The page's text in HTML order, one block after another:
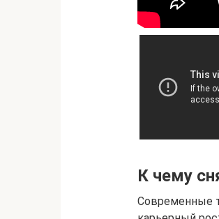
К чему
Современные